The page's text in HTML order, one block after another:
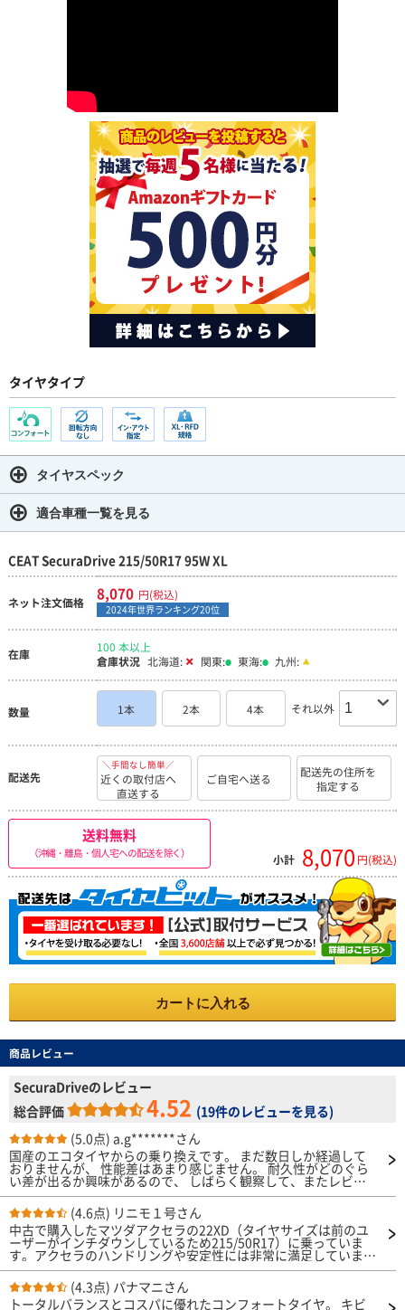
タイヤタイプ
タイヤスペック
適合車種一覧を見る
CEAT SecuraDrive 215/50R17 95W XL
ネット注文価格 8,070 円(税込)
2024年世界ランキング20位
在庫
100 本以上
倉庫状況 北海道: 関東: 東海: 九州:
数量 1本 2本 4本 それ以外
配送先
＼手間なし簡単／
近くの取付店へ
直送する
ご自宅へ送る
配送先の住所を
指定する
送料無料
（沖縄・離島・個人宅への配送を除く） 小計 8,070 円(税込)
カートに入れる
商品レビュー
SecuraDriveのレビュー
総合評価
4.52 (19件のレビューを見る)
(5.0点) a.g*******さん
国産のエコタイヤからの乗り換えです。 まだ数日しか経過して
おりませんが、 性能差はあまり感じません。 耐久性がどのぐら
い差が出るか興味があるので、 しばらく観察して、またレビュ
ーしたいと思います。
(4.6点) リニモ１号さん
中古で購入したマツダアクセラの22XD（タイヤサイズは前のユ
ーザーがインチダウンしているため215/50R17）に乗っていま
す。アクセラのハンドリングや安定性には非常に満足しています
が、如何せん乗り心地が固くロードノイズも大きめなのが残念な
点でした。 で、以前NANKANGのRX-615という静かで乗り心地
の良いタイヤがあったのですが、どうやら絶版になったようで代
わりのタイヤがないかと思って、行き着いたのがこのタイヤでし
(4.3点) パナマニさん
トータルバランスとコスパに優れたコンフォートタイヤ。 キビ